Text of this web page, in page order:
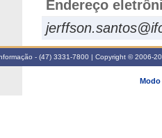
Endereço
- (47) 3331-7800 | Copyright © 2006-
Modo